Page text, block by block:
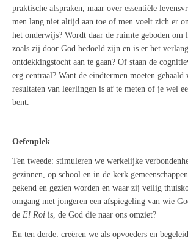
praktische afspraken, maar over essentiële
men lang niet altijd aan toe of men voelt zich er
het onderwijs? Wordt daar de ruimte geboden om
zoals zij door God bedoeld zijn en is er het
ontdekkingstocht aan te gaan? Of staan de
erg centraal? Want de eindtermen moeten gehaald
resultaten van leerlingen is af te meten of je wel
bent.
Oefenplek
Ten tweede: stimuleren we werkelijke
gezinnen, op school en in de kerk
gekend en gezien worden en waar zij veilig
omgang met jongeren een afspiegeling van wie
de El Roi is, de God die naar ons omziet?
En ten derde: creëren we als opvoeders en